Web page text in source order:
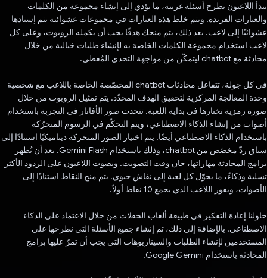
يبدأ اللاعبون بطرح أسئلة غريبة، ما يؤدي إلى إنشاء مجموعة من الكلمات
والعبارات الفريدة. ويتم خلط هذه العبارات في مجموعات عشوائية يتم إسنادها
عشوائيًا إلى لاعب. بعد ذلك، يتم منحك هدفًا يجب أن يكمله الروبوت، وعلى كل
لاعب استخدام مجموعة الكلمات الخاصة به لإنشاء طلبات خيالية من خلال
محادثة مع chatbot ليتمكّن من مواجهة التحدي المُعطى.
في كل جولة، تتفاعل محادثات chatbot المخصّصة الخاصة باللاعب مع شخصية
وحدة المعالجة المركزية لتحقيق الهدف المحدّد. يتم تمثيل الروبوت من خلال
صورة رمزية تختارها في بداية اللعبة. تتحدث صور الأفاتار في التجربة باستخدام
أصوات من إنشاء الذكاء الاصطناعي، ويتم التحكّم في الرسوم المتحرّكة
باستخدام الذكاء الاصطناعي أيضًا. يتم اختيار الصور المتحركة ديناميكيًا استنادًا إلى
سياق ردّ مخصّص من chatbot، وذلك باستخدام Gemini Flash. بعد أن تُظهر
برامج المحادثة مهاراتها، حان وقت التصويت. ويصوت اللاعبون على الردود الأكثر
تسلية وذكاءً، ما يحوّل كل لعبة إلى نقاش حيوي. يتم منح النقاط استنادًا إلى
الأصوات، ويفوز اللاعب الذي يجمع 10 نقاط أولاً.
حاولنا إعادة التفكير في طبيعة ألعاب الحفلات من خلال الاعتماد على الذكاء
الاصطناعي. بالإضافة إلى ذلك، تم إنشاء جميع الأسئلة التي نطرحها على
المستخدمين لإنشاء الطلبات والسيناريوهات التي يجب أن تمرّ عليها برامج
المحادثة باستخدام Google Gemini.